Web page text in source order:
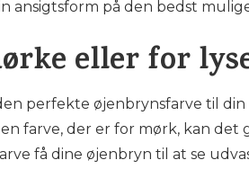
ansigtsform på den bedst
eller for
perfekte øjenbrynsfarve til
farve, der er for mørk, kan
få dine øjenbryn til at se